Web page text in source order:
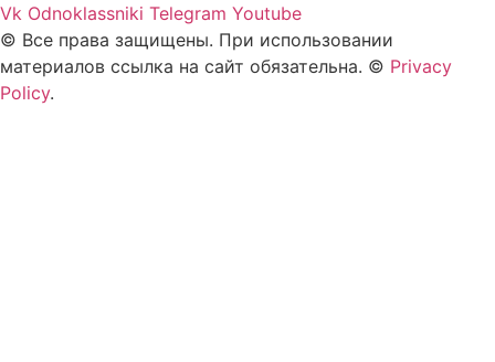
Vk Odnoklassniki Telegram Youtube
© Все права защищены. При использовании
материалов ссылка на сайт обязательна. © Privacy
Policy.